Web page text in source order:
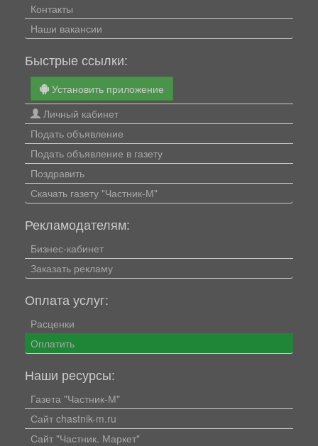
Контакты
Наши вакансии
Быстрые ссылки:
Установить приложение
Личный кабинет
Подать объявление
Подать объявление в газету
Поздравить
Скачать газету "Частник-М"
Рекламодателям:
Бизнес-кабинет
Заказать рекламу
Оплата услуг:
Расценки
Оплатить
Наши ресурсы:
Газета "Частник-М"
Сайт chastnik-m.ru
Сайт "Частник. Маркет"